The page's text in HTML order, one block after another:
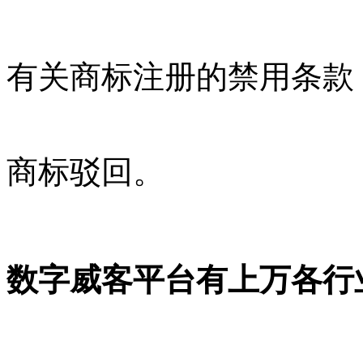
有关商标注册的禁用条
商标驳回。
数字威客平台有上万各